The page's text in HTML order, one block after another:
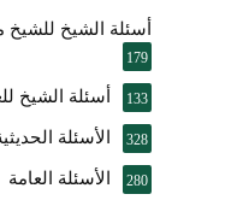
أسئلة الشيخ للشيخ
179
أسئلة الشيخ 133
الأسئلة 328
الأسئلة العامة 280